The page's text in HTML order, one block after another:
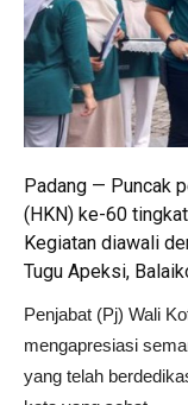
Padang — Puncak
(HKN) ke-60
Kegiatan diawali
Tugu Apeksi,
Penjabat (Pj) Wali
mengapresiasi
yang telah